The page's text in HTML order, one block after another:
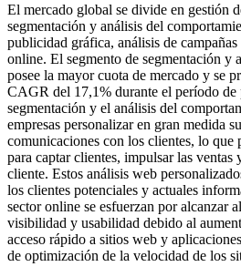
El mercado global se divide en gestión
segmentación y análisis del
publicidad gráfica, análisis de
online. El segmento de segmentación y
posee la mayor cuota de mercado y se
CAGR del 17,1% durante el período de
segmentación y el análisis del
empresas personalizar en gran medida
comunicaciones con los clientes, lo
para captar clientes, impulsar las
cliente. Estos análisis web
los clientes potenciales y actuales
sector online se esfuerzan por alcanzar
visibilidad y usabilidad debido al
acceso rápido a sitios web y
de optimización de la velocidad de los